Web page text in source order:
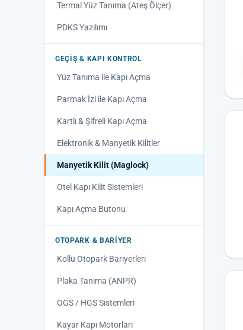
Termal Yüz Tanıma (Ateş Ölçer)
PDKS Yazılımı
GEÇIŞ & KAPI KONTROL
Yüz Tanıma ile Kapı Açma
Parmak İzi ile Kapı Açma
Kartlı & Şifreli Kapı Açma
Elektronik & Manyetik Kilitler
Manyetik Kilit (Maglock)
Otel Kapı Kilit Sistemleri
Kapı Açma Butonu
OTOPARK & BARIYER
Kollu Otopark Bariyerleri
Plaka Tanıma (ANPR)
OGS / HGS Sistemleri
Kayar Kapı Motorları